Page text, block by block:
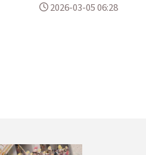
2026-03-05 06:28